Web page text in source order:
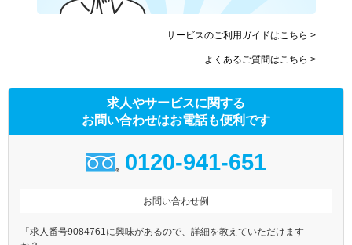
サービスのご利用ガイドはこちら >
よくあるご質問はこちら >
求人やサービスに関する
お問い合わせはお電話も便利です
0120-941-651
お問い合わせ例
「求人番号9084761に興味があるので、詳細を教えていただけます